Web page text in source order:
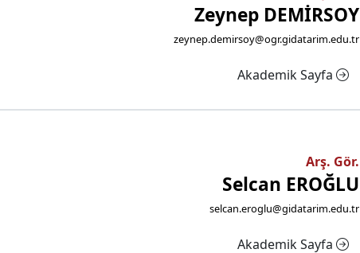
Zeynep DEMİRSOY
zeynep.demirsoy@ogr.gidatarim.edu.tr
Akademik Sayfa
Arş. Gör.
Selcan EROĞLU
selcan.eroglu@gidatarim.edu.tr
Akademik Sayfa